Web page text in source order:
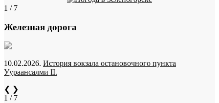
1 / 7
Железная дорога
10.02.2026. История вокзала остановочного пункта
Уураансалми II.
❮ ❯
1 / 7